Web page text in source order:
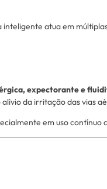
atua em
expectorante e
da irritação das vias
em uso